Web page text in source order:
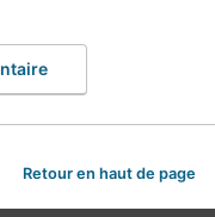
Retour en haut de page